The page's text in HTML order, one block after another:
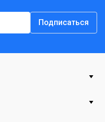
Подписаться